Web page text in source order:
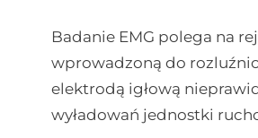
Badanie EMG polega na
wprowadzoną do
elektrodą igłową
wyładowań jednostki